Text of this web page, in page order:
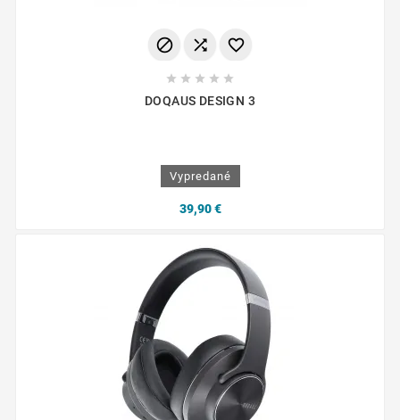
  
    
DOQAUS DESIGN 3
Vypredané
39,90 €